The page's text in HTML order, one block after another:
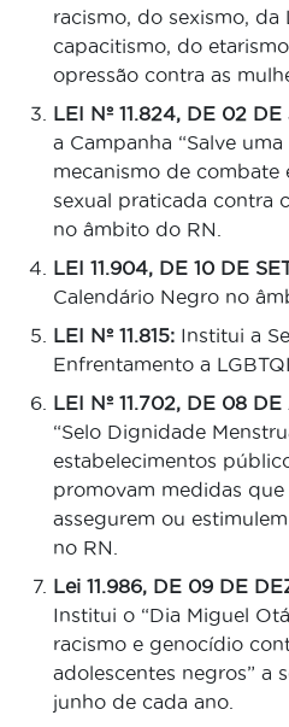
racismo, do sexismo, da
capacitismo, do
opressão contra as
LEI Nº 11.824, DE 02
a Campanha “Salve
mecanismo de combate
sexual praticada contra
no âmbito do RN.
LEI 11.904, DE 10 DE
Calendário Negro no
LEI Nº 11.815: Institui a
Enfrentamento a
LEI Nº 11.702, DE 08
“Selo Dignidade
estabelecimentos
promovam medidas
assegurem ou
no RN.
Lei 11.986, DE 09 DE
Institui o “Dia Miguel
racismo e genocídio
adolescentes negros” a
junho de cada ano.